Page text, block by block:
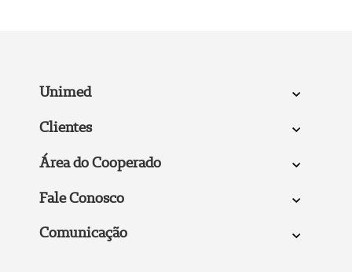
Unimed
Clientes
Área do Cooperado
Fale Conosco
Comunicação